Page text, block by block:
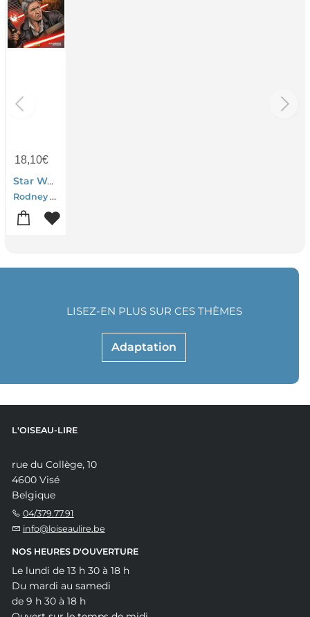
18,10€
Star Wars : Han Solo ; A La Poursuite Du Faucon
Rodney Barnes-Ramon Rosanas
Adaptation
LISEZ-EN PLUS SUR CES THÈMES
L'OISEAU-LIRE
rue du Collège, 10
4600 Visé
Belgique
04/379.77.91
info@loiseaulire.be
NOS HEURES D'OUVERTURE
Le lundi de 13 h 30 à 18 h
Du mardi au samedi
de 9 h 30 à 18 h